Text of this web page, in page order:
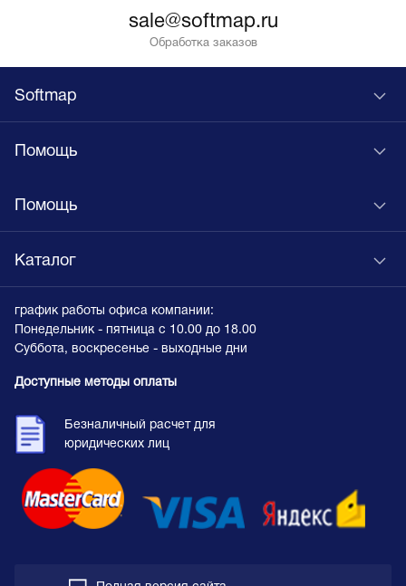
sale@softmap.ru
Обработка заказов
Softmap
Помощь
Помощь
Каталог
график работы офиса компании:
Понедельник - пятница с 10.00 до 18.00
Суббота, воскресенье - выходные дни
Доступные методы оплаты
Безналичный расчет для
юридических лиц